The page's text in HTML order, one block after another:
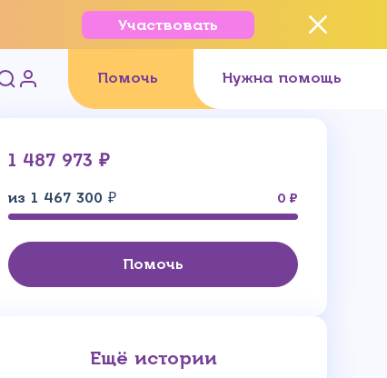
Участвовать
Помочь Нужна помощь
1 487 973 ₽
из 1 467 300 ₽ 0
Помочь
Ещё истории